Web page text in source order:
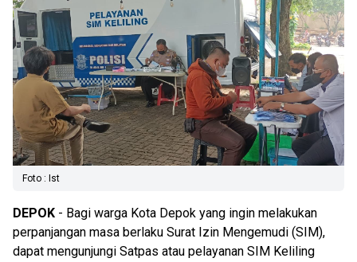
Foto : Ist
DEPOK - Bagi warga Kota Depok yang ingin melakukan
perpanjangan masa berlaku Surat Izin Mengemudi (SIM),
dapat mengunjungi Satpas atau pelayanan SIM Keliling